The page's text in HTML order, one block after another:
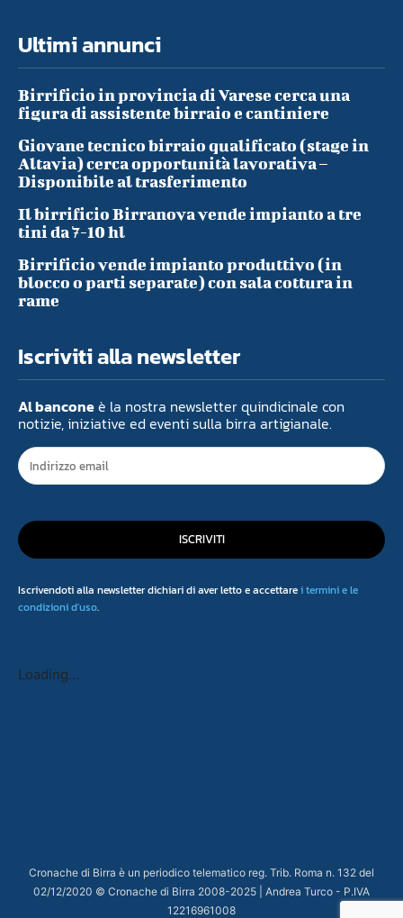
Ultimi annunci
Birrificio in provincia di Varese cerca una
figura di assistente birraio e cantiniere
Giovane tecnico birraio qualificato (stage in
Altavia) cerca opportunità lavorativa –
Disponibile al trasferimento
Il birrificio Birranova vende impianto a tre
tini da 7-10 hl
Birrificio vende impianto produttivo (in
blocco o parti separate) con sala cottura in
rame
Iscriviti alla newsletter
Al banconeè la nostra newsletter quindicinale con
notizie, iniziative ed eventi sulla birra artigianale.
ISCRIVITI
Iscrivendoti alla newsletter dichiari di aver letto e accettarei termini e le
condizioni d'uso.
Loading...
Cronache di Birra è un periodico telematico reg. Trib. Roma n. 132 del
02/12/2020 © Cronache di Birra 2008-2025 | Andrea Turco - P.IVA
12216961008